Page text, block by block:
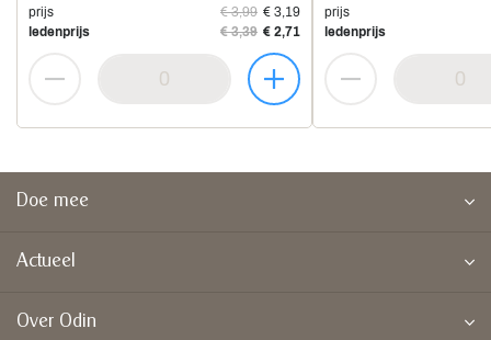
prijs € 3,99 € 3,19
ledenprijs
€ 3,39 € 2,71
prijs
ledenprijs
Doe mee
Actueel
Over Odin